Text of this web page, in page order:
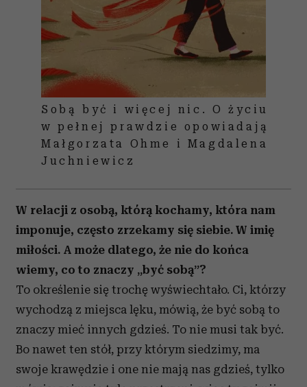
Sobą być i więcej nic. O życiu
w pełnej prawdzie opowiadają
Małgorzata Ohme i Magdalena
Juchniewicz
W relacji z osobą, którą kochamy, która nam
imponuje, często zrzekamy się siebie. W imię
miłości. A może dlatego, że nie do końca
wiemy, co to znaczy „być sobą”?
To określenie się trochę wyświechtało. Ci, którzy
wychodzą z miejsca lęku, mówią, że być sobą to
znaczy mieć innych gdzieś. To nie musi tak być.
Bo nawet ten stół, przy którym siedzimy, ma
swoje krawędzie i one nie mają nas gdzieś, tylko